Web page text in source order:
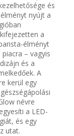
és
nyújt a
a
-élményt
piacra – vagyis
és a
őek. A
kerül egy
névre
egyesíti a LED-
, és egy
utat.